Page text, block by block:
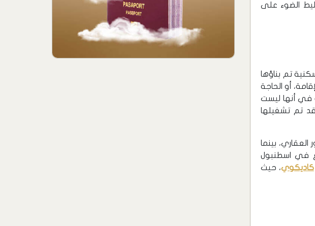
الضوء على
تم بناؤها
أو الحاجة
في أنها ليست
تم تشغيلها
بينما
في اسطنبول
كاديكوي، حيث